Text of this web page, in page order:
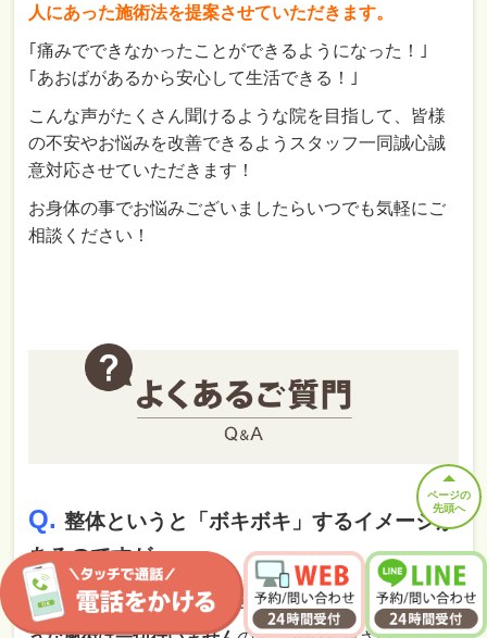
人にあった施術法を提案させていただきます。
｢痛みでできなかったことができるようになった！｣
｢あおばがあるから安心して生活できる！｣
こんな声がたくさん聞けるような院を目指して、皆様
の不安やお悩みを改善できるようスタッフ一同誠心誠
意対応させていただきます！
お身体の事でお悩みございましたらいつでも気軽にご
相談ください！
Q.整体というと「ボキボキ」するイメージが
あるのですが…
A.当院の整体は「ボキボキ」したり、痛みの出るよ
ページの
先頭へ